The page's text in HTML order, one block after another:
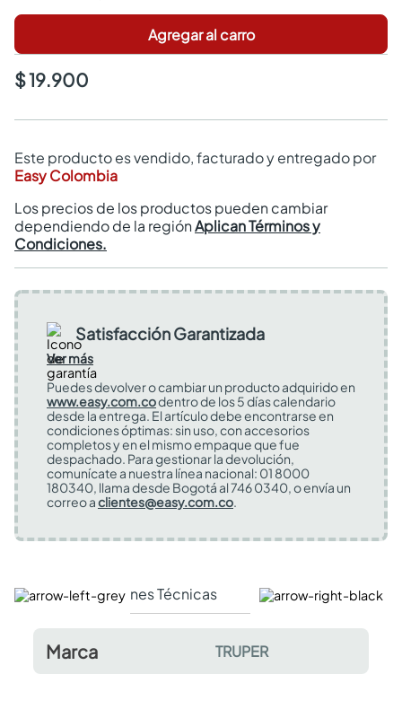
Agregar al carro
$ 19.900
Este producto es vendido, facturado y entregado por
Easy Colombia
Los precios de los productos pueden cambiar
dependiendo de la regiónAplican Términos y
Condiciones.
Satisfacción Garantizada
Ver más
Puedes devolver o cambiar un producto adquirido en
www.easy.com.codentro de los 5 días calendario
desde la entrega. El artículo debe encontrarse en
condiciones óptimas: sin uso, con accesorios
completos y en el mismo empaque que fue
despachado. Para gestionar la devolución,
comunícate a nuestra línea nacional: 01 8000
180340, llama desde Bogotá al 746 0340, o envía un
correo aclientes@easy.com.co.
Especificaciones Técnicas Comentarios y
Marca TRUPER